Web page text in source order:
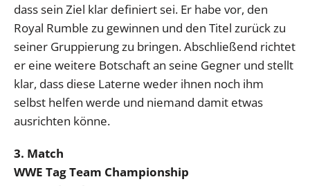
dass sein Ziel klar definiert sei. Er habe vor, den
Royal Rumble zu gewinnen und den Titel zurück zu
seiner Gruppierung zu bringen. Abschließend richtet
er eine weitere Botschaft an seine Gegner und stellt
klar, dass diese Laterne weder ihnen noch ihm
selbst helfen werde und niemand damit etwas
ausrichten könne.
3. Match
WWE Tag Team Championship